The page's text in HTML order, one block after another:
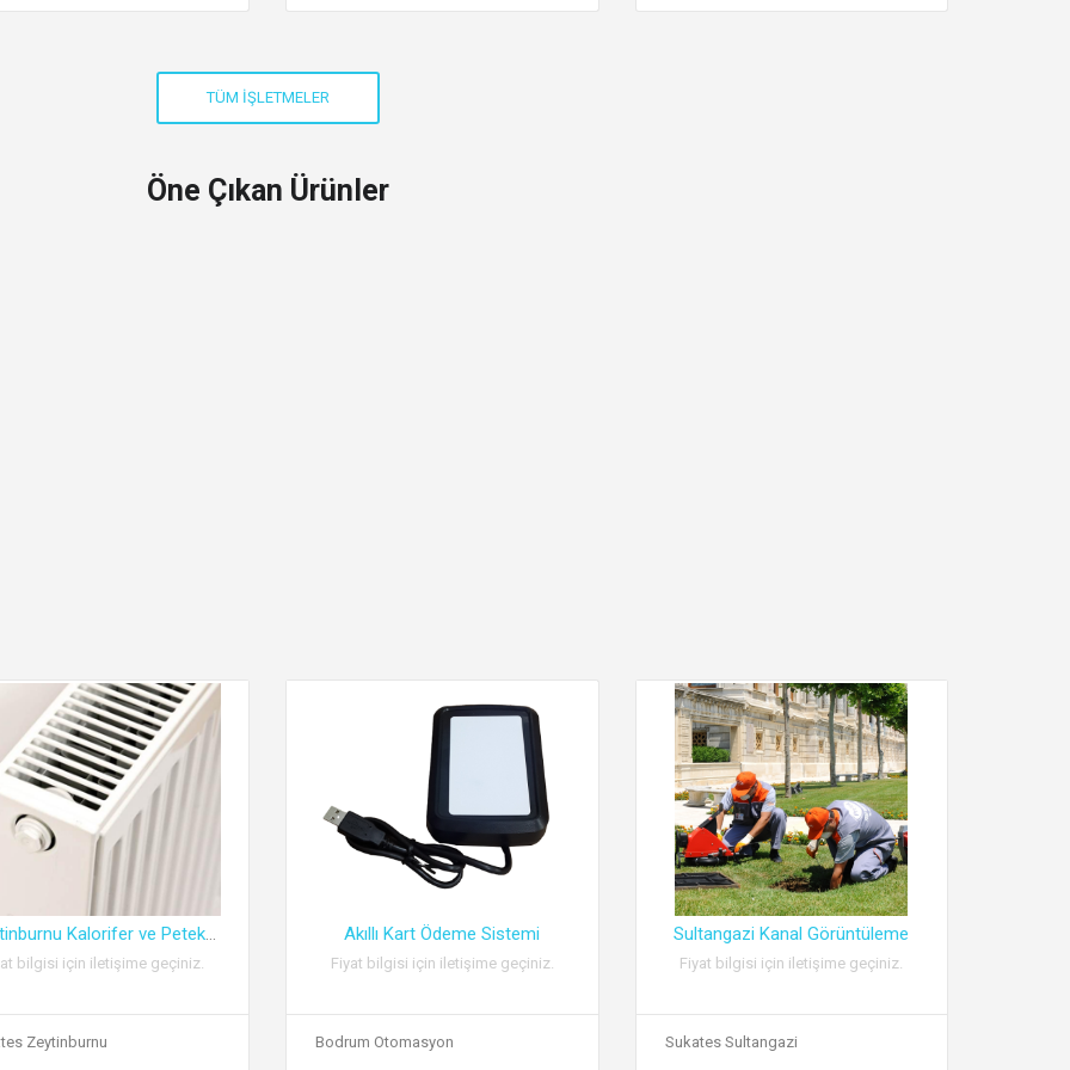
Öne Çıkan Ürünler
Kalorifer ve Petek...
bilgisi için iletişime geçiniz.
Zeytinburnu
Akıllı Kart Ödeme Sistemi
Fiyat bilgisi için iletişime geçiniz.
Bodrum Otomasyon
Sultangazi Kanal Görüntüleme
Fiyat bilgisi için iletişime geçiniz.
Sukates Sultangazi